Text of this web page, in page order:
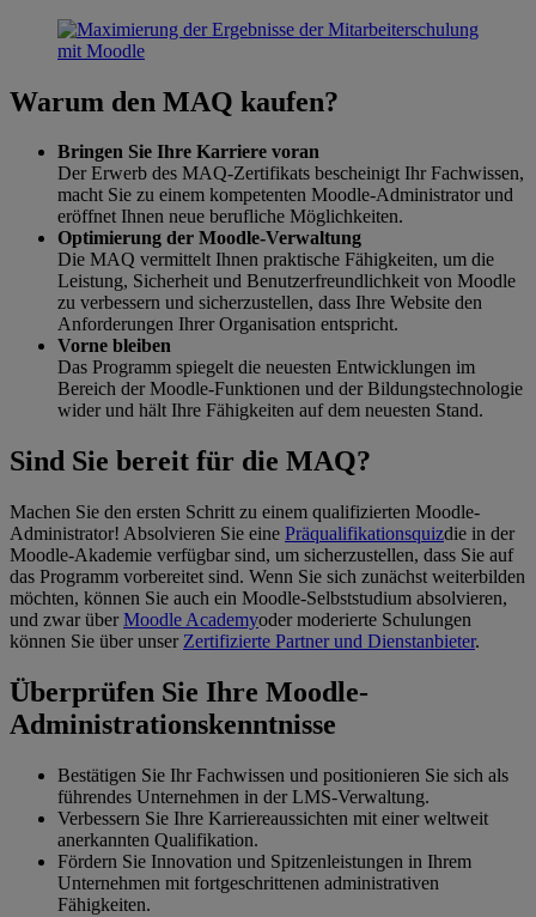
Warum den MAQ kaufen?
Bringen Sie Ihre Karriere voran
Der Erwerb des MAQ-Zertifikats bescheinigt Ihr Fachwissen,
macht Sie zu einem kompetenten Moodle-Administrator und
eröffnet Ihnen neue berufliche Möglichkeiten.
Optimierung der Moodle-Verwaltung
Die MAQ vermittelt Ihnen praktische Fähigkeiten, um die
Leistung, Sicherheit und Benutzerfreundlichkeit von Moodle
zu verbessern und sicherzustellen, dass Ihre Website den
Anforderungen Ihrer Organisation entspricht.
Vorne bleiben
Das Programm spiegelt die neuesten Entwicklungen im
Bereich der Moodle-Funktionen und der Bildungstechnologie
wider und hält Ihre Fähigkeiten auf dem neuesten Stand.
Sind Sie bereit für die MAQ?
Machen Sie den ersten Schritt zu einem qualifizierten Moodle-
Administrator! Absolvieren Sie eine Präqualifikationsquizdie in der
Moodle-Akademie verfügbar sind, um sicherzustellen, dass Sie auf
das Programm vorbereitet sind. Wenn Sie sich zunächst weiterbilden
möchten, können Sie auch ein Moodle-Selbststudium absolvieren,
und zwar überMoodle Academyoder moderierte Schulungen
können Sie über unser Zertifizierte Partner und Dienstanbieter.
Überprüfen Sie Ihre Moodle-
Administrationskenntnisse
Bestätigen Sie Ihr Fachwissen und positionieren Sie sich als
führendes Unternehmen in der LMS-Verwaltung.
Verbessern Sie Ihre Karriereaussichten mit einer weltweit
anerkannten Qualifikation.
Fördern Sie Innovation und Spitzenleistungen in Ihrem
Unternehmen mit fortgeschrittenen administrativen
Fähigkeiten.